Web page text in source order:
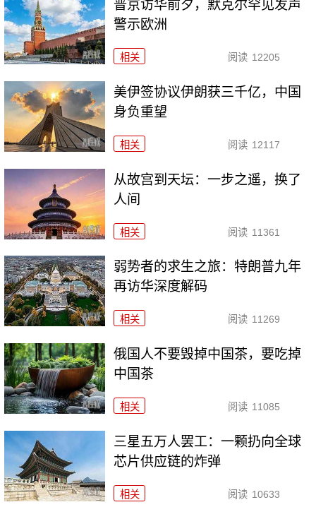
普京访华前夕，默克尔罕见发声
警示欧洲
相关 阅读 12205
美伊签协议伊朗获三千亿，中国
身负重望
相关 阅读 12117
从故宫到天坛：一步之遥，换了
人间
相关 阅读 11361
弱势者的求生之旅：特朗普九年
再访华深度解码
相关 阅读 11269
俄国人不要毁掉中国茶，要吃掉
中国茶
相关 阅读 11085
三星五万人罢工：一颗扔向全球
芯片供应链的炸弹
相关 阅读 10633